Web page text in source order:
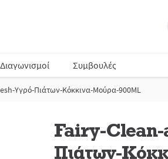
Διαγωνισμοί Συμβουλές
Υγρό-Πιάτων-Κόκκινα-Μούρα-900ML
Fairy-Clean-
Πιάτων-